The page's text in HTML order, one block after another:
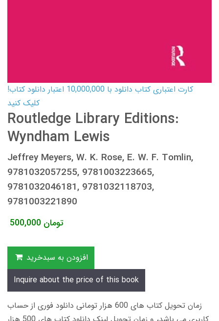
کارت اعتباری کتاب دانلود با 10,000,000 اعتبار دانلود کتاب!
کلیک کنید
Routledge Library Editions:
Wyndham Lewis
Jeffrey Meyers, W. K. Rose, E. W. F. Tomlin,
9781032057255, 9781003223665,
9781032046181, 9781032118703,
9781003221890
500,000 تومان
افزودن به سبدخرید
Inquire about the price of this book
زمان تحویل کتاب های 600 هزار تومانی دانلود فوری از حساب